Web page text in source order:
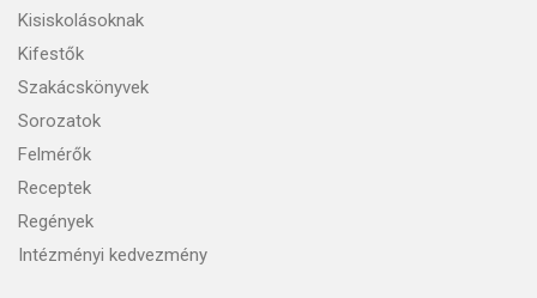
Kisiskolásoknak
Kifestők
Szakácskönyvek
Sorozatok
Felmérők
Receptek
Regények
Intézményi kedvezmény